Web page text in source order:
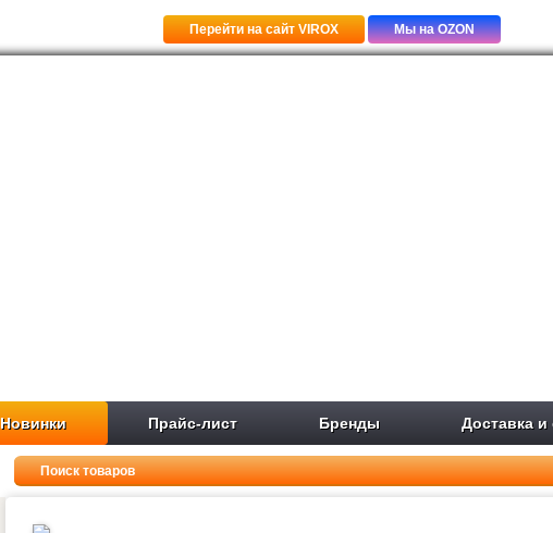
Перейти на сайт VIROX Мы на OZON
Новинки Прайс-лист Бренды Доставка и